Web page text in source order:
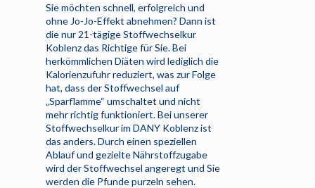
Sie möchten schnell, erfolgreich und
ohne Jo-Jo-Effekt abnehmen? Dann ist
die nur 21-tägige Stoffwechselkur
Koblenz das Richtige für Sie. Bei
herkömmlichen Diäten wird lediglich die
Kalorienzufuhr reduziert, was zur Folge
hat, dass der Stoffwechsel auf
„Sparflamme“ umschaltet und nicht
mehr richtig funktioniert. Bei unserer
Stoffwechselkur im DANY Koblenz ist
das anders. Durch einen speziellen
Ablauf und gezielte Nährstoffzugabe
wird der Stoffwechsel angeregt und Sie
werden die Pfunde purzeln sehen.